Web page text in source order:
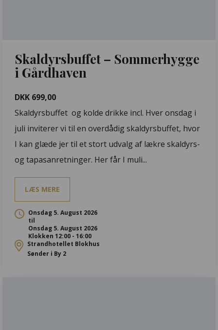
Skaldyrsbuffet – Sommerhygge
i Gårdhaven
DKK 699,00
Skaldyrsbuffet og kolde drikke incl. Hver onsdag i
juli inviterer vi til en overdådig skaldyrsbuffet, hvor
I kan glæde jer til et stort udvalg af lækre skaldyrs-
og tapasanretninger. Her får I muli...
LÆS MERE
Onsdag 5. August 2026
til
Onsdag 5. August 2026
Klokken 12:00 - 16:00
Strandhotellet Blokhus
Sønder i By 2